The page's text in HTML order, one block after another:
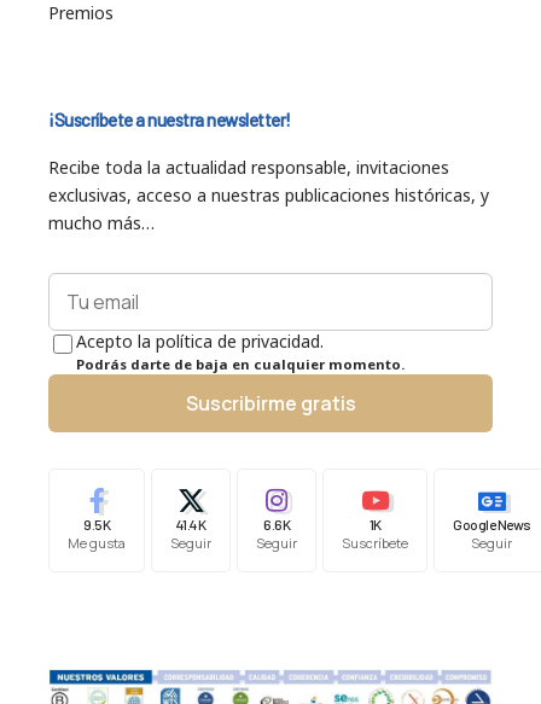
Premios
¡Suscríbete a nuestra newsletter!
Recibe toda la actualidad responsable, invitaciones
exclusivas, acceso a nuestras publicaciones históricas, y
mucho más…
Acepto la política de privacidad.
Podrás darte de baja en cualquier momento.
Suscribirme gratis
9.5K
Me gusta
41.4K
Seguir
6.6K
Seguir
1K
Suscríbete
Google News
Seguir